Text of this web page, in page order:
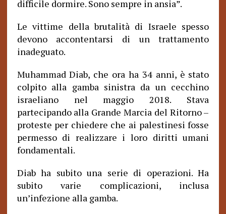
difficile dormire. Sono sempre in ansia”.
Le vittime della brutalità di Israele spesso
devono accontentarsi di un trattamento
inadeguato.
Muhammad Diab, che ora ha 34 anni, è stato
colpito alla gamba sinistra da un cecchino
israeliano nel maggio 2018. Stava
partecipando alla Grande Marcia del Ritorno –
proteste per chiedere che ai palestinesi fosse
permesso di realizzare i loro diritti umani
fondamentali.
Diab ha subito una serie di operazioni. Ha
subito varie complicazioni, inclusa
un’infezione alla gamba.